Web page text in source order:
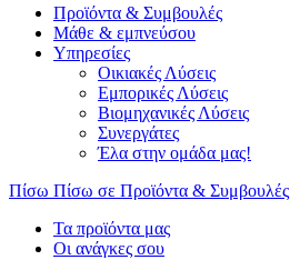
Προϊόντα & Συμβουλές
Μάθε & εμπνεύσου
Υπηρεσίες
Οικιακές Λύσεις
Εμπορικές Λύσεις
Βιομηχανικές Λύσεις
Συνεργάτες
Έλα στην ομάδα μας!
Πίσω Πίσω σε Προϊόντα & Συμβουλές
Τα προϊόντα μας
Οι ανάγκες σου